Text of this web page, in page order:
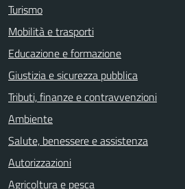
Turismo
Mobilità e trasporti
Educazione e formazione
Giustizia e sicurezza pubblica
Tributi, finanze e contravvenzioni
Ambiente
Salute, benessere e assistenza
Autorizzazioni
Agricoltura e pesca